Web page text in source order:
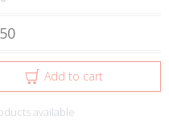
Add to cart
available